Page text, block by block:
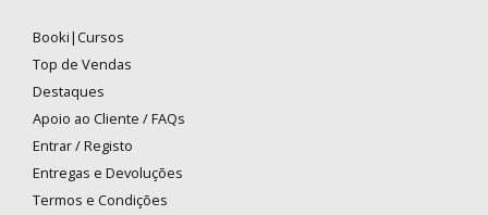
Booki|Cursos
Top de Vendas
Destaques
Apoio ao Cliente / FAQs
Entrar / Registo
Entregas e Devoluções
Termos e Condições